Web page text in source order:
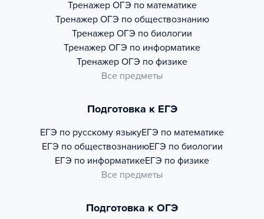
Тренажер ОГЭ по математике
Тренажер ОГЭ по обществознанию
Тренажер ОГЭ по биологии
Тренажер ОГЭ по информатике
Тренажер ОГЭ по физике
Все предметы
Подготовка к ЕГЭ
ЕГЭ по русскому языкуЕГЭ по математике
ЕГЭ по обществознаниюЕГЭ по биологии
ЕГЭ по информатикеЕГЭ по физике
Все предметы
Подготовка к ОГЭ